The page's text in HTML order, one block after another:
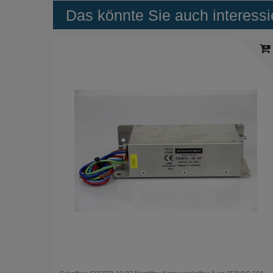
Das könnte Sie auch